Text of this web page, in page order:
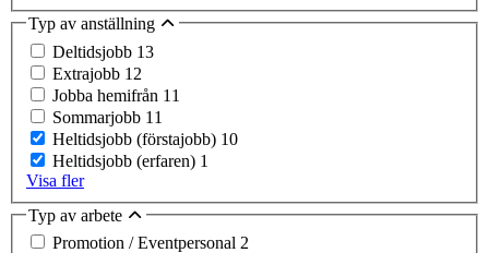
Typ av anställning
Deltidsjobb 13
Extrajobb 12
Jobba hemifrån 11
Sommarjobb 11
Heltidsjobb (förstajobb) 10
Heltidsjobb (erfaren) 1
Visa fler
Typ av arbete
Promotion / Eventpersonal 2